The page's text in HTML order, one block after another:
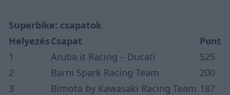
Superbike: csapatok
HelyezésCsapat
Pont
1
Aruba.it Racing – Ducati
525
2
Barni Spark Racing Team
200
3
Bimota by Kawasaki Racing Team 187